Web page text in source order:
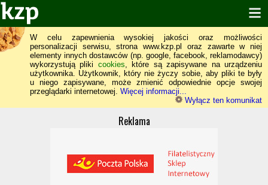
W celu zapewnienia wysokiej jakości oraz możliwości
personalizacji serwisu, strona www.kzp.pl oraz zawarte w niej
elementy innych dostawców (np. google, facebook, reklamodawcy)
wykorzystują pliki cookies, które są zapisywane na urządzeniu
użytkownika. Użytkownik, który nie życzy sobie, aby pliki te były
u niego zapisywane, może zmienić odpowiednie opcje swojej
przeglądarki internetowej. Więcej informacji...
Wyłącz ten komunikat
Reklama